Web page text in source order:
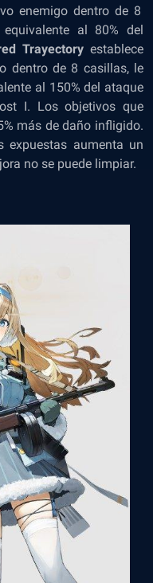
enemigo dentro de 8
al 80% del
Trayectory establece
dentro de 8 casillas, le
al 150% del ataque
I. Los objetivos que
más de daño infligido.
expuestas aumenta un
no se puede limpiar.